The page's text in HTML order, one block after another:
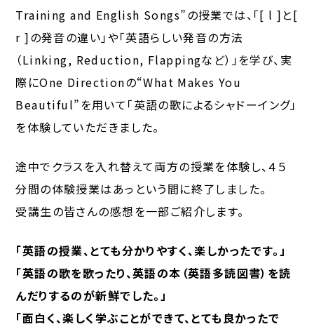
Training and English Songs”の授業では、「[ l ]と[
r ]の発音の違い」や「英語らしい発音の方法
（Linking, Reduction, Flappingなど）」を学び、実
際にOne Directionの“What Makes You
Beautiful”を用いて「英語の歌によるシャドーイング」
を体験していただきました。
途中でクラスを入れ替えて両方の授業を体験し、４５
分間の体験授業はあっという間に終了しました。
受講生の皆さんの感想を一部ご紹介します。
「英語の授業、とても分かりやすく、楽しかったです。」
「英語の歌を歌ったり、英語の本（英語多読図書）を読
んだりするのが新鮮でした。」
「面白く、楽しく学ぶことができて、とても良かったで